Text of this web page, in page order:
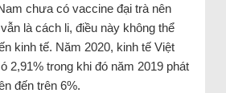
chưa có vaccine đại trà nên
là cách li, điều này không thể
kinh tế. Năm 2020, kinh tế Việt
2,91% trong khi đó năm 2019 phát
đến trên 6%.